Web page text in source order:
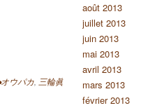
オウパカ, 三輪眞
août 2013
juillet 2013
juin 2013
mai 2013
avril 2013
mars 2013
février 2013